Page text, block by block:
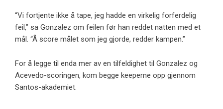
“Vi fortjente ikke å tape, jeg hadde en virkelig forferdelig
feil,” sa Gonzalez om feilen før han reddet natten med et
mål. “Å score målet som jeg gjorde, redder kampen.”
For å legge til enda mer av en tilfeldighet til Gonzalez og
Acevedo-scoringen, kom begge keeperne opp gjennom
Santos-akademiet.